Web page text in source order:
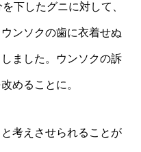
下したグニに対して、
ンソクの歯に衣着せぬ
ました。ウンソクの訴
めることに。
考えさせられることが